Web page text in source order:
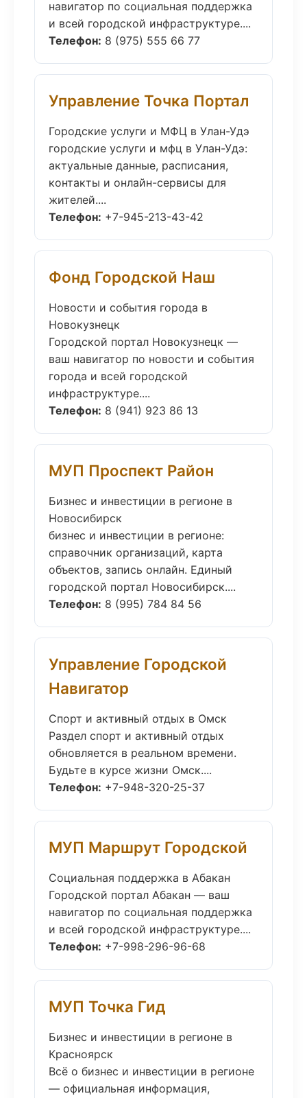
навигатор по социальная поддержка
и всей городской инфраструктуре....
Телефон: 8 (975) 555 66 77
Управление Точка Портал
Городские услуги и МФЦ в Улан-Удэ
городские услуги и мфц в Улан-Удэ:
актуальные данные, расписания,
контакты и онлайн-сервисы для
жителей....
Телефон: +7-945-213-43-42
Фонд Городской Наш
Новости и события города в
Новокузнецк
Городской портал Новокузнецк —
ваш навигатор по новости и события
города и всей городской
инфраструктуре....
Телефон: 8 (941) 923 86 13
МУП Проспект Район
Бизнес и инвестиции в регионе в
Новосибирск
бизнес и инвестиции в регионе:
справочник организаций, карта
объектов, запись онлайн. Единый
городской портал Новосибирск....
Телефон: 8 (995) 784 84 56
Управление Городской
Навигатор
Спорт и активный отдых в Омск
Раздел спорт и активный отдых
обновляется в реальном времени.
Будьте в курсе жизни Омск....
Телефон: +7-948-320-25-37
МУП Маршрут Городской
Социальная поддержка в Абакан
Городской портал Абакан — ваш
навигатор по социальная поддержка
и всей городской инфраструктуре....
Телефон: +7-998-296-96-68
МУП Точка Гид
Бизнес и инвестиции в регионе в
Красноярск
Всё о бизнес и инвестиции в регионе
— официальная информация,